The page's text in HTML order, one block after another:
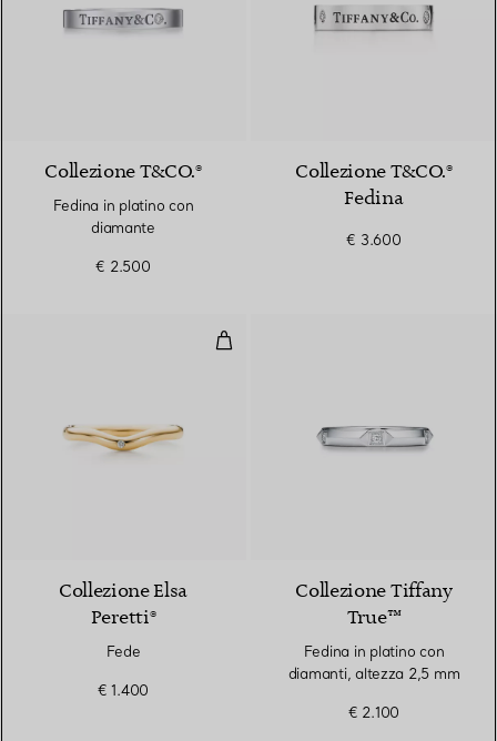
Collezione T&CO.®
Fedina in platino con
diamante
€ 2.500
Collezione T&CO.®
Fedina
€ 3.600
Fede
Collezione Elsa
Peretti®
Fede
€ 1.400
Collezione Tiffany
True™
Fedina in platino con
diamanti, altezza 2,5 mm
€ 2.100